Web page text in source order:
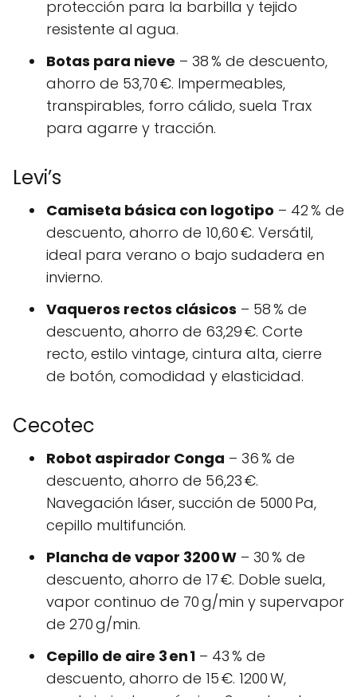
protección para la barbilla y tejido
resistente al agua.
Botas para nieve – 38 % de descuento,
ahorro de 53,70 €. Impermeables,
transpirables, forro cálido, suela Trax
para agarre y tracción.
Levi’s
Camiseta básica con logotipo – 42 % de
descuento, ahorro de 10,60 €. Versátil,
ideal para verano o bajo sudadera en
invierno.
Vaqueros rectos clásicos – 58 % de
descuento, ahorro de 63,29 €. Corte
recto, estilo vintage, cintura alta, cierre
de botón, comodidad y elasticidad.
Cecotec
Robot aspirador Conga – 36 % de
descuento, ahorro de 56,23 €.
Navegación láser, succión de 5000 Pa,
cepillo multifunción.
Plancha de vapor 3200 W – 30 % de
descuento, ahorro de 17 €. Doble suela,
vapor continuo de 70 g/min y supervapor
de 270 g/min.
Cepillo de aire 3 en 1 – 43 % de
descuento, ahorro de 15 €. 1200 W,